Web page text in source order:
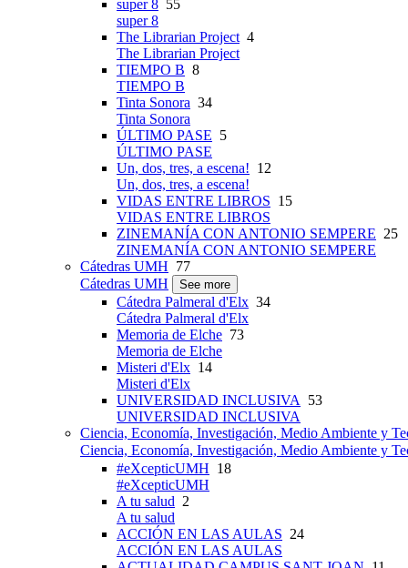
super 8 55
super 8
The Librarian Project4
The Librarian Project
TIEMPO B 8
TIEMPO B
Tinta Sonora 34
Tinta Sonora
ÚLTIMO PASE 5
ÚLTIMO PASE
Un, dos, tres, a escena! 12
Un, dos, tres, a escena!
VIDAS ENTRE LIBROS 15
VIDAS ENTRE LIBROS
ZINEMANÍA CON ANTONIO SEMPERE 25
ZINEMANÍA CON ANTONIO SEMPERE
Cátedras UMH 77
Cátedras UMH
See more
Cátedra Palmeral d'Elx 34
Cátedra Palmeral d'Elx
Memoria de Elche 73
Memoria de Elche
Misteri d'Elx 14
Misteri d'Elx
UNIVERSIDAD INCLUSIVA 53
UNIVERSIDAD INCLUSIVA
Ciencia, Economía, Investigación, Medio Ambiente y
Ciencia, Economía, Investigación, Medio Ambiente y
#eXcepticUMH 18
#eXcepticUMH
A tu salud 2
A tu salud
ACCIÓN EN LAS AULAS 24
ACCIÓN EN LAS AULAS